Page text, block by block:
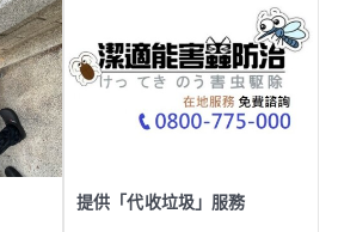
提供「代收垃圾」服務